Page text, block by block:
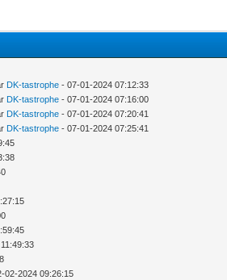
DK-tastrophe - 07-01-2024 07:12:33
DK-tastrophe - 07-01-2024 07:16:00
DK-tastrophe - 07-01-2024 07:20:41
DK-tastrophe - 07-01-2024 07:25:41
02-2024 09:26:15